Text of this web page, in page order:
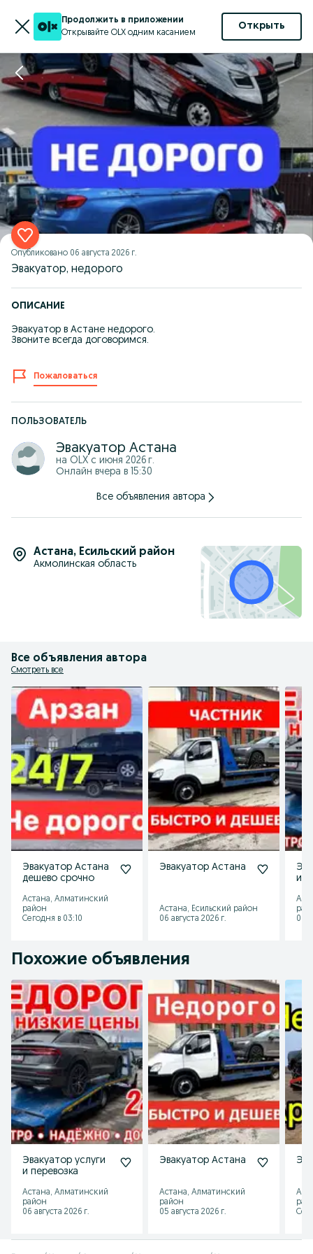
Продолжить в приложении
Открывайте OLX одним касанием
Открыть
Опубликовано 06 августа 2026 г.
Эвакуатор, недорого
ОПИСАНИЕ
Эвакуатор в Астане недорого.
Звоните всегда договоримся.
Пожаловаться
ПОЛЬЗОВАТЕЛЬ
Эвакуатор Астана
на OLX с июня 2026 г.
Онлайн вчера в 15:30
Все объявления автора
Астана, Есильский район
Акмолинская область
Все объявления автора
Смотреть все
Эвакуатор Астана
дешево срочно
Астана, Алматинский
район
Сегодня в 03:10
Эвакуатор Астана
Астана, Есильский район
06 августа 2026 г.
и
06
Похожие объявления
Эвакуатор услуги
и перевозка
Астана, Алматинский
район
06 августа 2026 г.
Эвакуатор Астана
Астана, Алматинский
район
05 августа 2026 г.